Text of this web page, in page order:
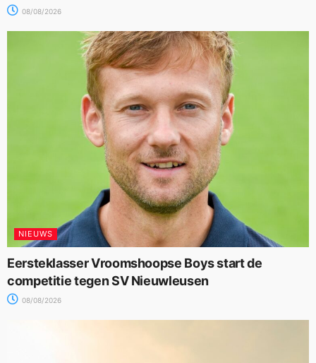
08/08/2026
NIEUWS
Eersteklasser Vroomshoopse Boys start de
competitie tegen SV Nieuwleusen
08/08/2026